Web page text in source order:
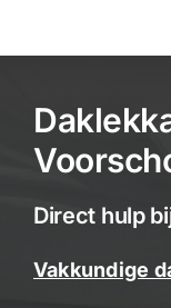
Direct hulp
Vakkundige